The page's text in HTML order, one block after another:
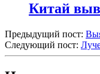
Китай
Предыдущий пост:
Следующий пост: